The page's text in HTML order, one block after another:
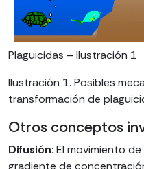
Plaguicidas – Ilustración 1
Ilustración 1. Posibles
transformación de
Otros conceptos
Difusión: El movimiento
gradiente de